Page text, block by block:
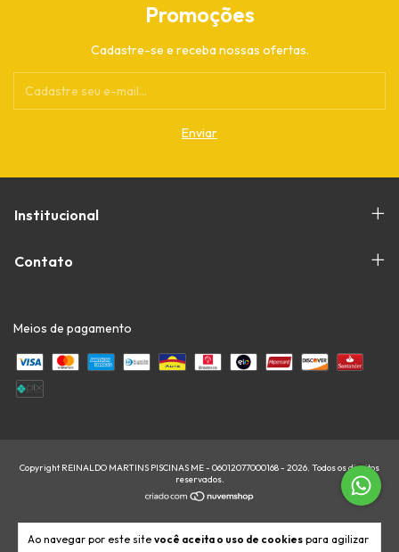
Ao navegar por este site você aceita o uso de cookies para agilizar
Promoções
Cadastre-se e receba nossas ofertas.
Institucional
Contato
Meios de pagamento
Copyright REINALDO MARTINS PISCINAS ME - 06012077000168 - 2026. Todos os direitos
reservados.